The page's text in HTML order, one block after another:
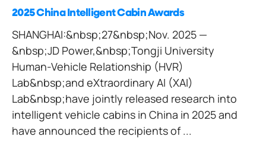
2025 China Intelligent Cabin Awards
SHANGHAI:&nbsp;27&nbsp;Nov. 2025 —
&nbsp;JD Power,&nbsp;Tongji University
Human-Vehicle Relationship (HVR)
Lab&nbsp;and eXtraordinary AI (XAI)
Lab&nbsp;have jointly released research into
intelligent vehicle cabins in China in 2025 and
have announced the recipients of ...